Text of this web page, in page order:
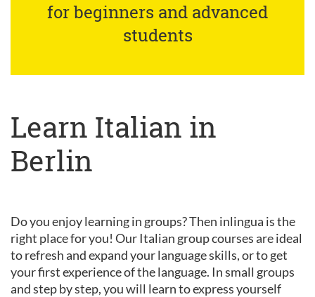
for beginners and advanced
students
Learn Italian in
Berlin
Do you enjoy learning in groups? Then inlingua is the
right place for you! Our Italian group courses are ideal
to refresh and expand your language skills, or to get
your first experience of the language. In small groups
and step by step, you will learn to express yourself